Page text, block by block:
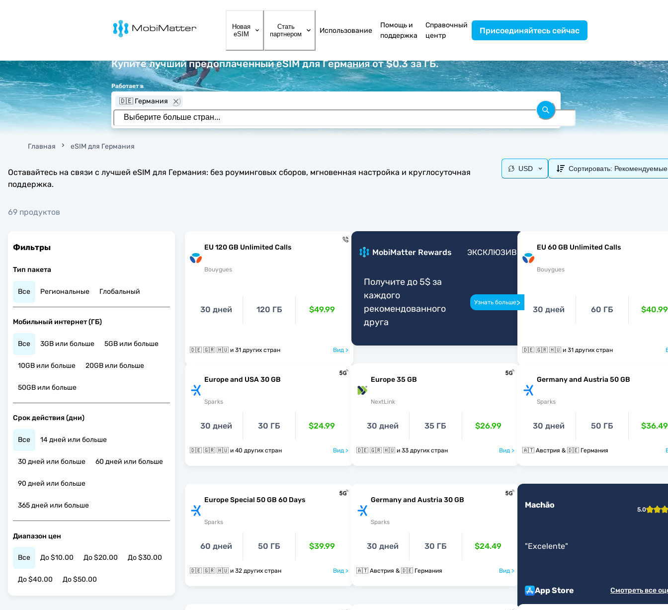
MobiMatter
Новая
eSIM
Стать
партнером
Использование
Помощь и
поддержка
Справочный
центр
Присоединяйтесь сейчас
Купите лучший предоплаченный eSIM для Германия от $0.3 за ГБ.
Работает в
🇩🇪 Германия
Главная eSIM для Германия
Оставайтесь на связи с лучшей eSIM для Германия: без роуминговых сборов, мгновенная настройка и круглосуточная
поддержка.
69 продуктов
USD Сортировать: Рекомендуемые
Фильтры
Тип пакета
Все Региональные Глобальный
Мобильный интернет (ГБ)
Все 3GB или больше 5GB или больше
10GB или больше 20GB или больше
50GB или больше
Срок действия (дни)
Все 14 дней или больше
30 дней или больше 60 дней или больше
90 дней или больше
365 дней или больше
Диапазон цен
Все До $10.00 До $20.00 До $30.00
До $40.00 До $50.00
EU 120 GB Unlimited Calls
Bouygues
30 дней 120 ГБ $49.99
🇩🇪 🇬🇷 🇭🇺 и 31 других стран Вид >
MobiMatter Rewards ЭКСКЛЮЗИВ
Получите до 5$ за
каждого
рекомендованного
друга
Узнать больше>
EU 60 GB Unlimited Calls
Bouygues
30 дней 60 ГБ $40.99
🇩🇪 🇬🇷 🇭🇺 и 31 других стран
Europe and USA 30 GB
Sparks
30 дней 30 ГБ $24.99
🇩🇪 🇬🇷 🇭🇺 и 40 других стран Вид >
Europe 35 GB
NextLink
30 дней 35 ГБ $26.99
🇩🇪 🇬🇷 🇭🇺 и 33 других стран Вид >
Germany and Austria 50 GB
Sparks
30 дней 50 ГБ $36.49
🇦🇹 Австрия & 🇩🇪 Германия
Europe Special 50 GB 60 Days
Sparks
60 дней 50 ГБ $39.99
🇩🇪 🇬🇷 🇭🇺 и 32 других стран Вид >
Germany and Austria 30 GB
Sparks
30 дней 30 ГБ $24.49
🇦🇹 Австрия & 🇩🇪 Германия Вид >
Machão 5.0
"Excelente"
App Store Смотреть все